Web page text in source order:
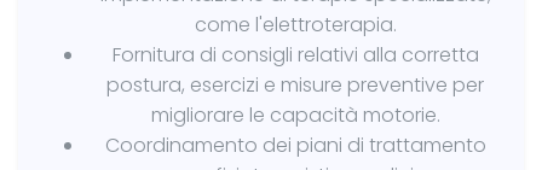
come l'elettroterapia.
Fornitura di consigli relativi alla corretta
postura, esercizi e misure preventive per
migliorare le capacità motorie.
Coordinamento dei piani di trattamento